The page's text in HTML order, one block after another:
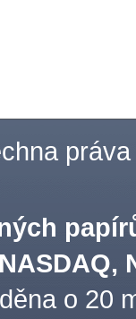
práva
NASDAQ,
o 20